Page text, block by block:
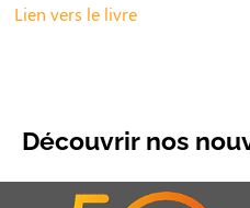
Lien vers le livre
Découvrir nos